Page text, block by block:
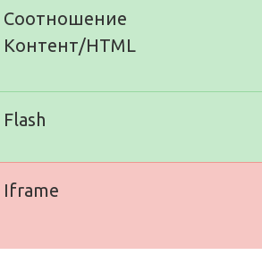
Соотношение
Контент/HTML
Flash
Iframe